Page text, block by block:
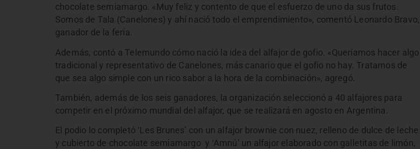
chocolate semiamargo. «Muy feliz y contento de que el esfuerzo de uno da sus frutos.
Somos de Tala (Canelones) y ahí nació todo el emprendimiento», comentó Leonardo Bravo,
ganador de la feria.
Además, contó a Telemundo cómo nació la idea del alfajor de gofio. «Queríamos hacer algo
tradicional y representativo de Canelones, más canario que el gofio no hay. Tratamos de
que sea algo simple con un rico sabor a la hora de la combinación», agregó.
También, además de los seis ganadores, la organización seleccionó a 40 alfajores para
competir en el próximo mundial del alfajor, que se realizará en agosto en Argentina.
El podio lo completó ‘Les Brunes’ con un alfajor brownie con nuez, relleno de dulce de leche
y cubierto de chocolate semiamargo y ‘Amnú’ un alfajor elaborado con galletitas de limón,